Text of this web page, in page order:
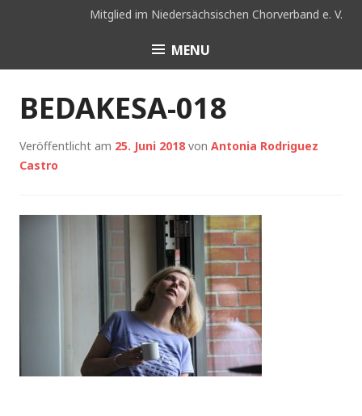
Mitglied im Niedersächsischen Chorverband e. V.
Coro Hispano e. V.
Hannover
MENU
BEDAKESA-018
Veröffentlicht am 25. Juni 2018 von Antonia Rodriguez
Castro